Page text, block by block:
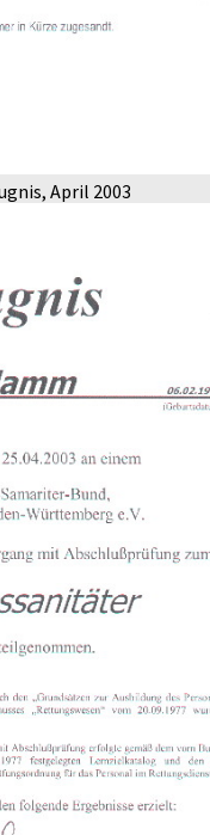
April 2003